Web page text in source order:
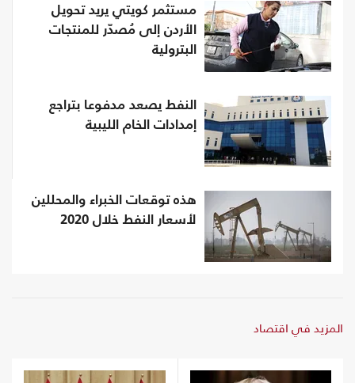
مستثمر كويتي يريد تحويل
الأردن إلى مُصدّر للمنتجات
البترولية
النفط يصعد مدفوعا بتراجع
إمدادات الخام الليبية
هذه توقعات الخبراء والمحللين
لأسعار النفط خلال 2020
المزيد في اقتصاد